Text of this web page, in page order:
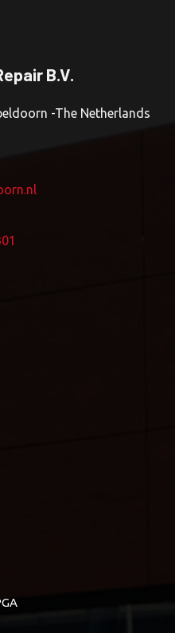
B.V.
-The Netherlands